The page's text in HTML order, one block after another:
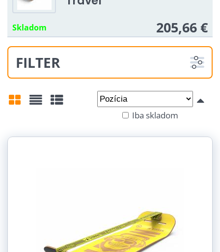
Skladom 205,66 €
FILTER
Šířka:
Iba skladom